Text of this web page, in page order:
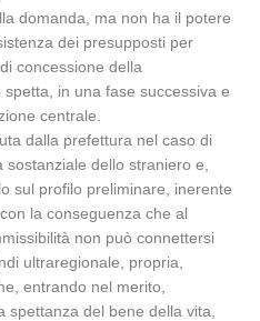
domanda, ma non ha il potere
dei presupposti per
concessione della
in una fase successiva e
centrale.
dalla prefettura nel caso di
dello straniero e,
sul profilo preliminare, inerente
la conseguenza che al
non può connettersi
ultraregionale, propria,
entrando nel merito,
spettanza del bene della vita,